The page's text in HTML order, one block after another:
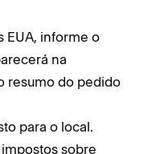
EUA, informe o
na
resumo do pedido
para o local.
sobre